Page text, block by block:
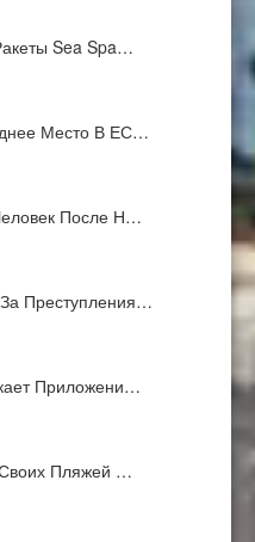
Sea Spa…
Место В ЕС…
После Н…
Преступления…
Приложени…
Пляжей …